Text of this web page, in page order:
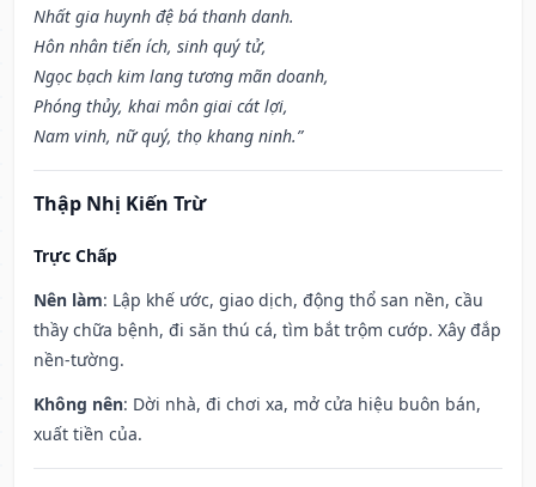
Nhất gia huynh đệ bá thanh danh.
Hôn nhân tiến ích, sinh quý tử,
Ngọc bạch kim lang tương mãn doanh,
Phóng thủy, khai môn giai cát lợi,
Nam vinh, nữ quý, thọ khang ninh.”
Thập Nhị Kiến Trừ
Trực Chấp
Nên làm: Lập khế ước, giao dịch, động thổ san nền, cầu
thầy chữa bệnh, đi săn thú cá, tìm bắt trộm cướp. Xây đắp
nền-tường.
Không nên: Dời nhà, đi chơi xa, mở cửa hiệu buôn bán,
xuất tiền của.